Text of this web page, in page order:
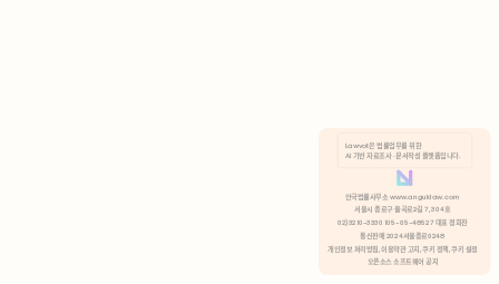
분석 쿠키 허용
Lawvot은 법률업무를 위한
AI 기반 자료조사 · 문서작성 플랫폼입니다.
안국법률사무소 www.anguklaw.com
서울시 종로구 율곡로2길 7, 304호
02)3210-3330 105-05-48527 대표 정희찬
통신판매 2024서울종로0248
개인정보 처리방침, 이용약관 고지, 쿠키 정책, 쿠키 설정
오픈소스 소프트웨어 공지